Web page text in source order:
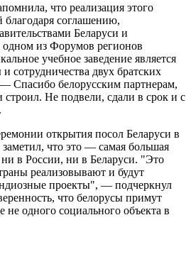
что реализация этого
благодаря соглашению,
Беларуси и
из Форумов регионов
учебное заведение является
сотрудничества двух братских
Спасибо белорусским партнерам,
строил. Не подвели, сдали в срок и с
открытия посол Беларуси в
что это — самая большая
в России, ни в Беларуси. "Это
реализовывают и будут
проекты", — подчеркнул
что белорусы примут
не одного социального объекта в